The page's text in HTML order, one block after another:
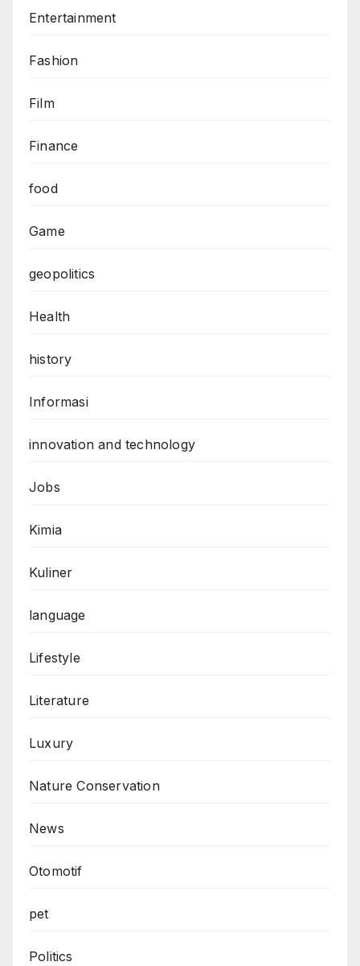
Entertainment
Fashion
Film
Finance
food
Game
geopolitics
Health
history
Informasi
innovation and technology
Jobs
Kimia
Kuliner
language
Lifestyle
Literature
Luxury
Nature Conservation
News
Otomotif
pet
Politics